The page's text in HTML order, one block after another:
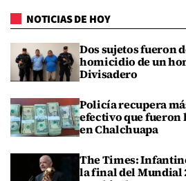
NOTICIAS DE HOY
Dos sujetos fueron
homicidio de un
Divisadero
Policía recupera
efectivo que fueron
en Chalchuapa
The Times:
la final del Mundial